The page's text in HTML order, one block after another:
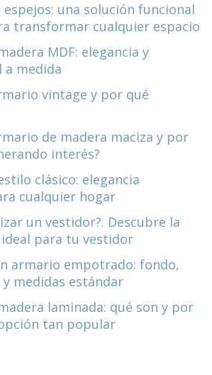
una solución funcional
transformar cualquier espacio
MDF: elegancia y
a medida
vintage y por qué
de madera maciza y por
interés?
clásico: elegancia
cualquier hogar
un vestidor?. Descubre la
para tu vestidor
armario empotrado: fondo,
medidas estándar
laminada: qué son y por
tan popular